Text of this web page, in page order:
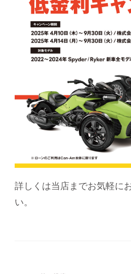
詳しくは当店までお気軽に
い。